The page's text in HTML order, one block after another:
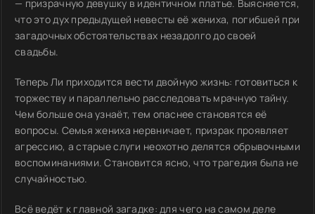
— призрачную девушку в идентичном платье. Выясняется,
что это дух предыдущей невесты её жениха, погибшей при
загадочных обстоятельствах незадолго до своей
свадьбы.
Теперь Ли приходится вести двойную жизнь: готовиться к
торжеству и параллельно расследовать мрачную тайну.
Чем больше она узнаёт, тем опаснее становятся её
вопросы. Семья жениха нервничает, призрак проявляет
агрессию, а старые слуги неохотно делятся обрывочными
воспоминаниями. Становится ясно, что трагедия была не
случайностью.
Всё ведёт к главной загадке: для чего на самом деле